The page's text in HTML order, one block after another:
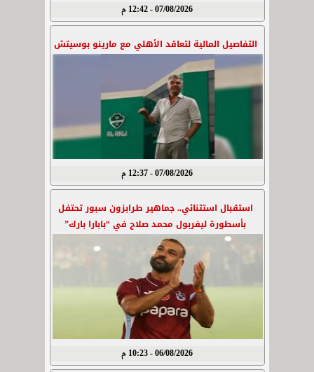
07/08/2026 - 12:42 م
التفاصيل المالية لتعاقد الأهلي مع مارينو بوسيتش
07/08/2026 - 12:37 م
استقبال استثنائي.. جماهير طرابزون سبور تحتفل
بأسطورة ليفربول محمد صلاح في “بابارا بارك”
06/08/2026 - 10:23 م